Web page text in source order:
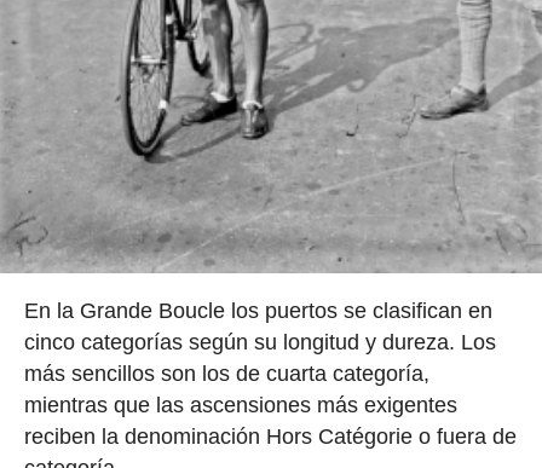
En la Grande Boucle los puertos se clasifican en
cinco categorías según su longitud y dureza. Los
más sencillos son los de cuarta categoría,
mientras que las ascensiones más exigentes
reciben la denominación Hors Catégorie o fuera de